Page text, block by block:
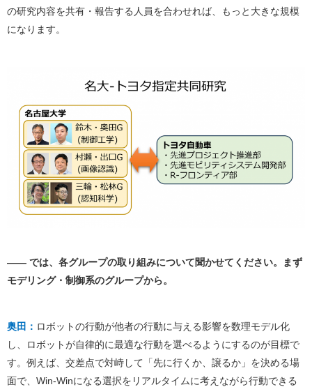
の研究内容を共有・報告する人員を合わせれば、もっと大きな規模
になります。
―― では、各グループの取り組みについて聞かせてください。まず
モデリング・制御系のグループから。
奥田： ロボットの行動が他者の行動に与える影響を数理モデル化
し、ロボットが自律的に最適な行動を選べるようにするのが目標で
す。例えば、交差点で対峙して「先に行くか、譲るか」を決める場
面で、Win-Winになる選択をリアルタイムに考えながら行動できる